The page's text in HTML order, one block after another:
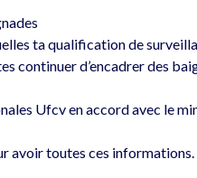
ta qualification de
continuer d’encadrer des
Ufcv en accord avec le